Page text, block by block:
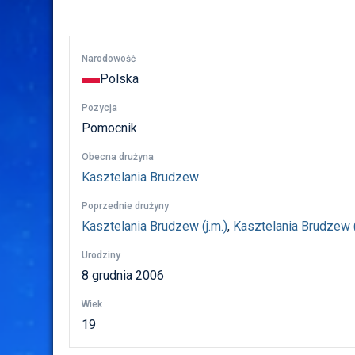
Narodowość
Polska
Pozycja
Pomocnik
Obecna drużyna
Kasztelania Brudzew
Poprzednie drużyny
Kasztelania Brudzew (j.m.), Kasztelania Brudzew
Urodziny
8 grudnia 2006
Wiek
19